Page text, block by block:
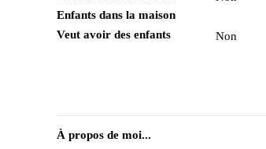
Enfants dans la maison
Veut avoir des enfants
Non
À propos de moi...